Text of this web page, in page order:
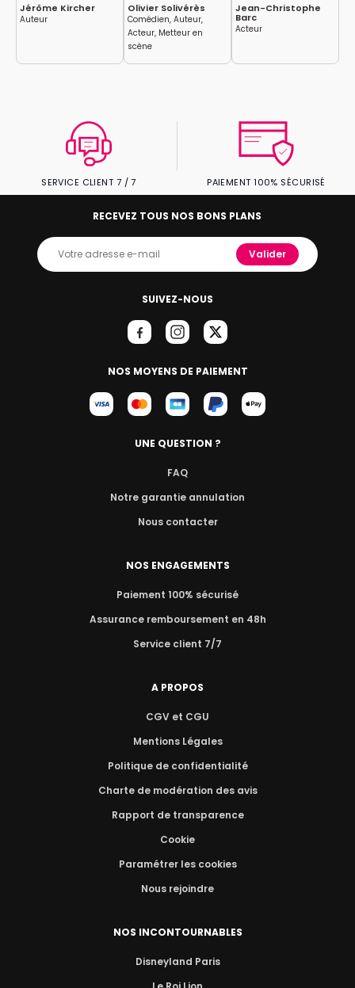
Jérôme Kircher
Auteur
Olivier Solivérès
Comédien, Auteur,
Acteur, Metteur en
scène
Jean-Christophe
Barc
Acteur
SERVICE CLIENT 7 / 7 PAIEMENT 100% SÉCURISÉ
SUIVEZ-NOUS
NOS MOYENS DE PAIEMENT
RECEVEZ TOUS NOS BONS PLANS
Valider
UNE QUESTION ?
FAQ
Notre garantie annulation
Nous contacter
NOS ENGAGEMENTS
Paiement 100% sécurisé
Assurance remboursement en 48h
Service client 7/7
A PROPOS
CGV et CGU
Mentions Légales
Politique de confidentialité
Charte de modération des avis
Rapport de transparence
Cookie
Paramétrer les cookies
Nous rejoindre
NOS INCONTOURNABLES
Disneyland Paris